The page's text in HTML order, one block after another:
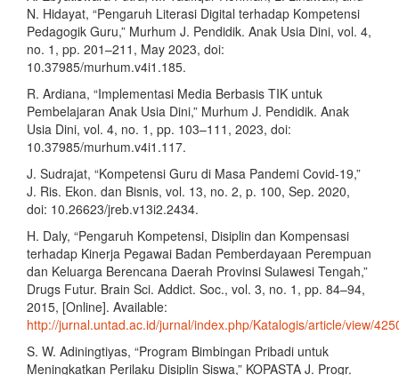
N. Hidayat, “Pengaruh Literasi Digital terhadap Kompetensi
Pedagogik Guru,” Murhum J. Pendidik. Anak Usia Dini, vol. 4,
no. 1, pp. 201–211, May 2023, doi:
10.37985/murhum.v4i1.185.
R. Ardiana, “Implementasi Media Berbasis TIK untuk
Pembelajaran Anak Usia Dini,” Murhum J. Pendidik. Anak
Usia Dini, vol. 4, no. 1, pp. 103–111, 2023, doi:
10.37985/murhum.v4i1.117.
J. Sudrajat, “Kompetensi Guru di Masa Pandemi Covid-19,”
J. Ris. Ekon. dan Bisnis, vol. 13, no. 2, p. 100, Sep. 2020,
doi: 10.26623/jreb.v13i2.2434.
H. Daly, “Pengaruh Kompetensi, Disiplin dan Kompensasi
terhadap Kinerja Pegawai Badan Pemberdayaan Perempuan
dan Keluarga Berencana Daerah Provinsi Sulawesi Tengah,”
Drugs Futur. Brain Sci. Addict. Soc., vol. 3, no. 1, pp. 84–94,
2015, [Online]. Available:
http://jurnal.untad.ac.id/jurnal/index.php/Katalogis/article/view/
S. W. Adiningtiyas, “Program Bimbingan Pribadi untuk
Meningkatkan Perilaku Disiplin Siswa,” KOPASTA J. Progr.